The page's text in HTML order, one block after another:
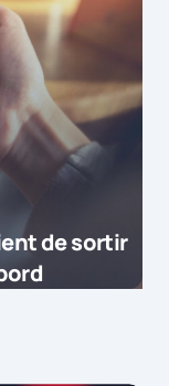
de sortir